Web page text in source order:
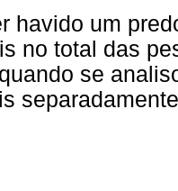
havido um
no total das
se